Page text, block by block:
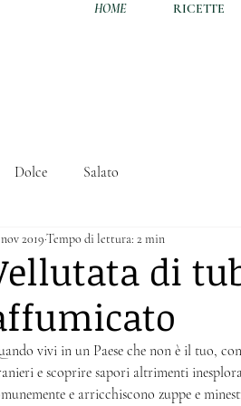
HOME RICETTE
Dolce Salato
di
2019Tempo di lettura: 2 min
vivi in un Paese che non è il tuo,
e scoprire sapori altrimenti
e arricchiscono zuppe e